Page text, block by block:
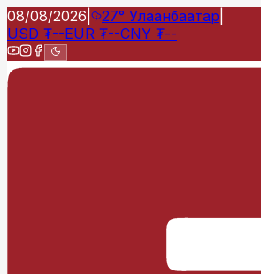
08/08/2026 27° Улаанбаатар
USD ₮--EUR ₮--CNY ₮--